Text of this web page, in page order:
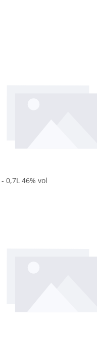
0,7L 46% vol